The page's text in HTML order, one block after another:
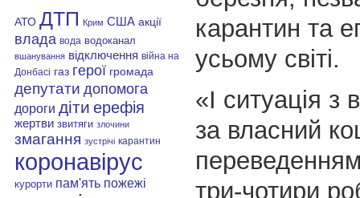
АТО ДТП Крим США акції
влада вода водоканал
вшанування відключення війна на
Донбасі газ герої громада
депутати допомога
дороги діти ерефія
жертви звитяги злочини
змагання зустрічі карантин
коронавірус
курорти пам'ять пожежі
карантин та
усьому світі.
«І ситуація з
за власний
три-чотири